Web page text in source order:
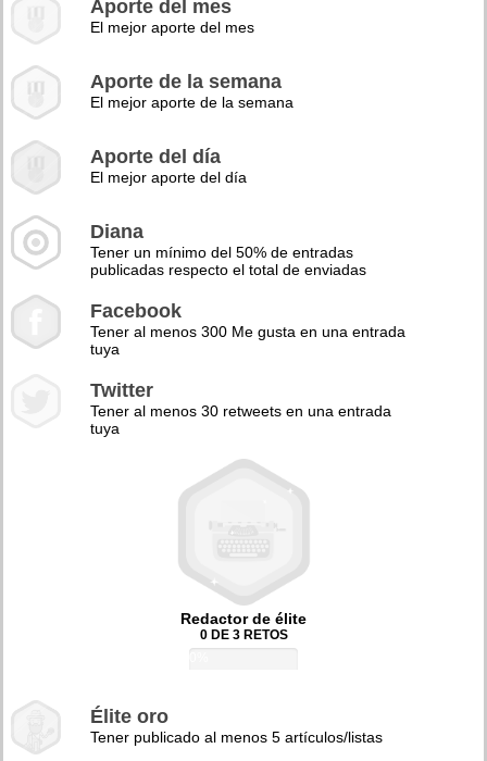
Aporte del mes
El mejor aporte del mes
Aporte de la semana
El mejor aporte de la semana
Aporte del día
El mejor aporte del día
Diana
Tener un mínimo del 50% de entradas
publicadas respecto el total de enviadas
Facebook
Tener al menos 300 Me gusta en una entrada
tuya
Twitter
Tener al menos 30 retweets en una entrada
tuya
Redactor de élite
0 DE 3 RETOS
Élite oro
Tener publicado al menos 5 artículos/listas